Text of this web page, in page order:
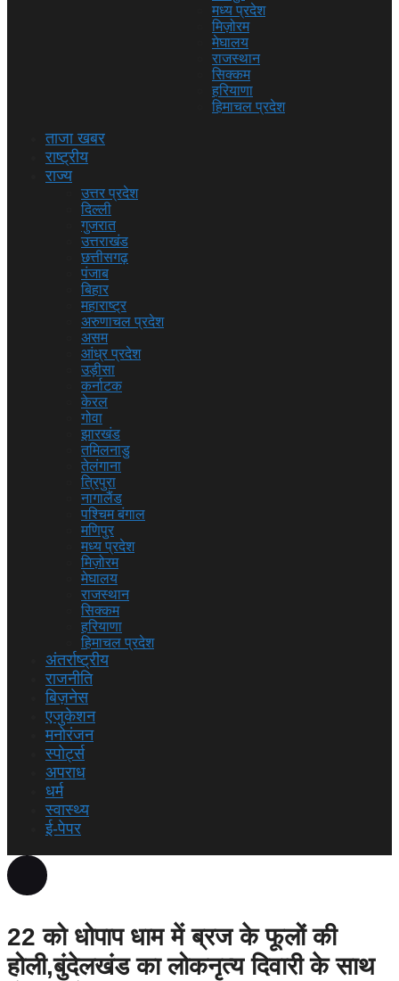
मध्य प्रदेश
मिज़ोरम
मेघालय
राजस्थान
सिक्कम
हरियाणा
हिमाचल प्रदेश
ताजा खबर
राष्ट्रीय
राज्य
उत्तर प्रदेश
दिल्ली
गुजरात
उत्तराखंड
छत्तीसगढ़
पंजाब
बिहार
महाराष्ट्र
अरुणाचल प्रदेश
असम
आंध्र प्रदेश
उड़ीसा
कर्नाटक
केरल
गोवा
झारखंड
तमिलनाडु
तेलंगाना
त्रिपुरा
नागालैंड
पश्चिम बंगाल
मणिपुर
मध्य प्रदेश
मिज़ोरम
मेघालय
राजस्थान
सिक्कम
हरियाणा
हिमाचल प्रदेश
अंतर्राष्ट्रीय
राजनीति
बिज़नेस
एजुकेशन
मनोरंजन
स्पोर्ट्स
अपराध
धर्म
स्वास्थ्य
ई-पेपर
22 को धोपाप धाम में ब्रज के फूलों की
होली,बुंदेलखंड का लोकनृत्य दिवारी के साथ